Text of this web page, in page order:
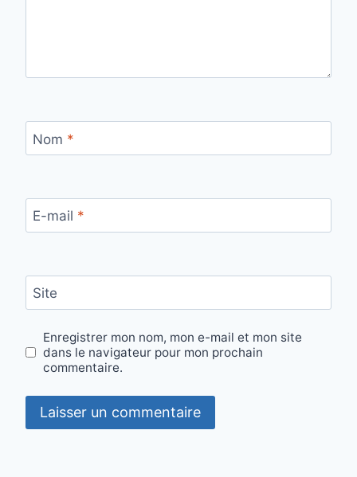
Nom *
E-mail *
Site
Enregistrer mon nom, mon e-mail et mon site
dans le navigateur pour mon prochain
commentaire.